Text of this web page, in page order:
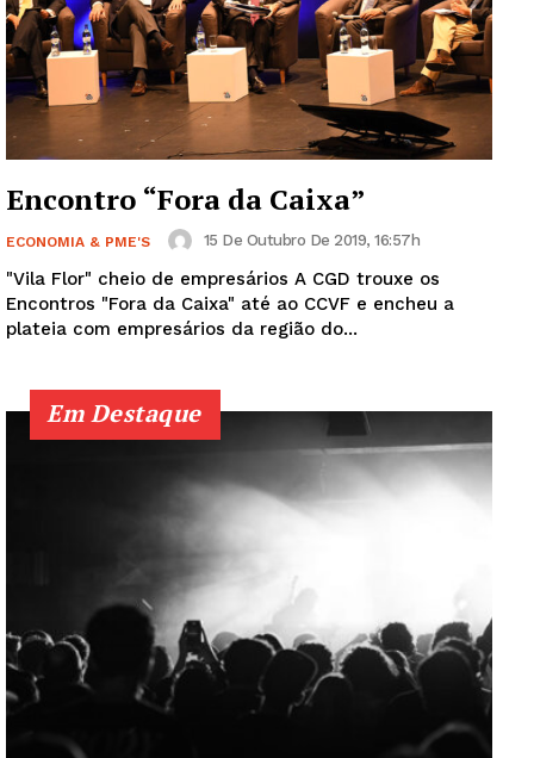
Encontro “Fora da Caixa”
ECONOMIA & PME'S 15 De Outubro De 2019, 16:57h
"Vila Flor" cheio de empresários A CGD trouxe os
Encontros "Fora da Caixa" até ao CCVF e encheu a
plateia com empresários da região do...
Em Destaque